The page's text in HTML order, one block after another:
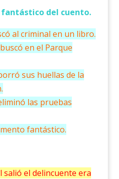
del cuento.
al criminal en un libro.
en el Parque
sus huellas de la
las pruebas
fantástico.
salió el delincuente era